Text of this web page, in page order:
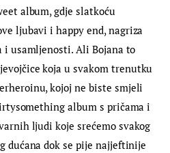
album, gdje slatkoću
ljubavi i happy end, nagriza
i usamljenosti. Ali Bojana to
koja u svakom trenutku
kojoj ne biste smjeli
album s pričama i
ljudi koje srećemo svakog
dućana dok se pije najjeftinije